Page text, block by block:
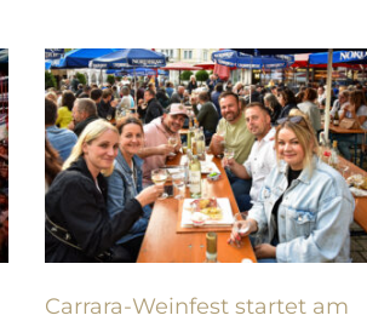
Carrara-Weinfest startet am